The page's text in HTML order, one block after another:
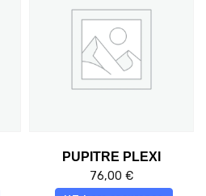
PUPITRE PLEXI
76,00 €